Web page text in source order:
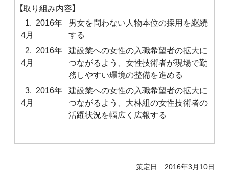
【取り組み内容】
1. 2016年
4月
男女を問わない人物本位の採用を継続
する
2. 2016年
4月
建設業への女性の入職希望者の拡大に
つながるよう、女性技術者が現場で勤
務しやすい環境の整備を進める
3. 2016年
4月
建設業への女性の入職希望者の拡大に
つながるよう、大林組の女性技術者の
活躍状況を幅広く広報する
策定日 2016年3月10日